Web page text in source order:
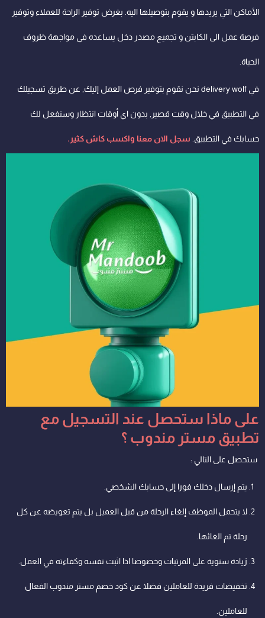
الأماكن التي يريدها و يقوم بتوصيلها اليه. بغرض توفير الراحة للعملاء وتوفير
فرصة عمل الى الكابتن و تجميع مصدر دخل يساعده في مواجهة ظروف
الحياة.
في delivery wolf نحن نقوم بتوفير فرص العمل إليك, عن طريق تسجيلك
في التطبيق في خلال وقت قصير, بدون اي أوقات انتظار وسنفعل لك
حسابك في التطبيق. سجل الان معنا واكسب كاش كثير.
على ماذا ستحصل عند التسجيل مع
تطبيق مستر مندوب ؟
ستحصل على التالي :
يتم إرسال دخلك فورا إلى حسابك الشخصي.
لا يتحمل الموظف إلغاء الرحلة من قبل العميل بل يتم تعويضه عن كل
رحلة تم الغائها.
زيادة سنوية على المرتبات وخصوصا اذا اثبت نفسه وكفاءته في العمل.
تخفيضات فريدة للعاملين فضلا عن كود خصم مستر مندوب الفعال
للعاملين.